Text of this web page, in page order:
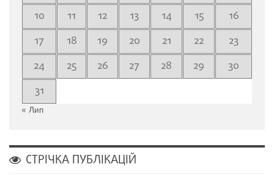
10
11 12 13 14 15
16
17
18 19 20 21 22
23
24
25 26 27 28 29
30
31
« Лип
СТРІЧКА ПУБЛІКАЦІЙ